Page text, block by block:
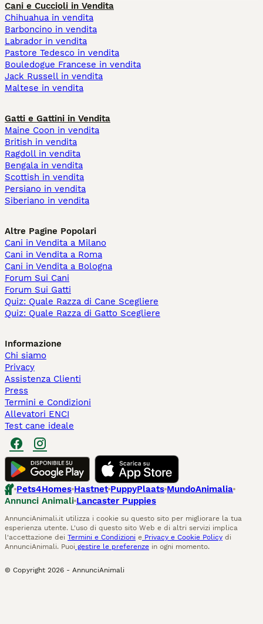
Cani e Cuccioli in Vendita
Chihuahua in vendita
Barboncino in vendita
Labrador in vendita
Pastore Tedesco in vendita
Bouledogue Francese in vendita
Jack Russell in vendita
Maltese in vendita
Gatti e Gattini in Vendita
Maine Coon in vendita
British in vendita
Ragdoll in vendita
Bengala in vendita
Scottish in vendita
Persiano in vendita
Siberiano in vendita
Altre Pagine Popolari
Cani in Vendita a Milano
Cani in Vendita a Roma
Cani in Vendita a Bologna
Forum Sui Cani
Forum Sui Gatti
Quiz: Quale Razza di Cane Scegliere
Quiz: Quale Razza di Gatto Scegliere
Informazione
Chi siamo
Privacy
Assistenza Clienti
Press
Termini e Condizioni
Allevatori ENCI
Test cane ideale
Pets4Homes Hastnet PuppyPlaats MundoAnimalia
Annunci Animali Lancaster Puppies
AnnunciAnimali.it utilizza i cookie su questo sito per migliorare la tua
esperienza utente. L'uso di questo sito Web e di altri servizi implica
l'accettazione dei Termini e Condizioni e Privacy e Cookie Policy di
AnnunciAnimali. Puoi gestire le preferenze in ogni momento.
© Copyright 2026 - AnnunciAnimali